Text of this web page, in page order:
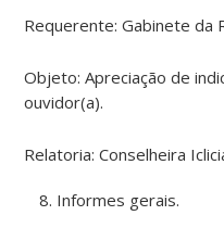
Requerente: Gabinete da
Objeto: Apreciação de
ouvidor(a).
Relatoria: Conselheira
Informes gerais.